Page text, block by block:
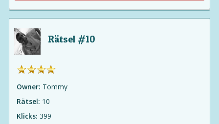
Rätsel #10
Owner: Tommy
Rätsel: 10
Klicks: 399